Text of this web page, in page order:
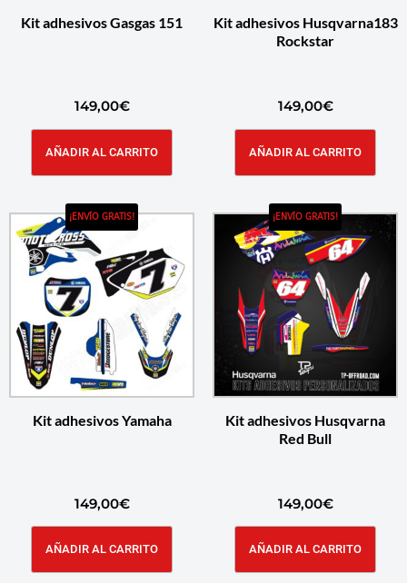
Kit adhesivos Gasgas 151
149,00€
AÑADIR AL CARRITO
Kit adhesivos Husqvarna183
Rockstar
149,00€
AÑADIR AL CARRITO
¡ENVÍO GRATIS!
Kit adhesivos Yamaha
149,00€
AÑADIR AL CARRITO
¡ENVÍO GRATIS!
Kit adhesivos Husqvarna
Red Bull
149,00€
AÑADIR AL CARRITO